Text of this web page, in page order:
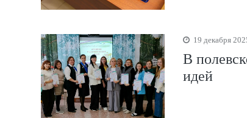
19 декабря
В
идей